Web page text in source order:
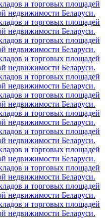
и торговых площадей
недвижимости Беларуси.
и торговых площадей
недвижимости Беларуси.
и торговых площадей
недвижимости Беларуси.
и торговых площадей
недвижимости Беларуси.
и торговых площадей
недвижимости Беларуси.
и торговых площадей
недвижимости Беларуси.
и торговых площадей
недвижимости Беларуси.
и торговых площадей
недвижимости Беларуси.
и торговых площадей
недвижимости Беларуси.
и торговых площадей
недвижимости Беларуси.
и торговых площадей
недвижимости Беларуси.
и торговых площадей
недвижимости Беларуси.